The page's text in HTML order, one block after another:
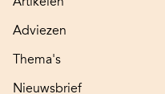
Adviezen
Thema's
Nieuwsbrief